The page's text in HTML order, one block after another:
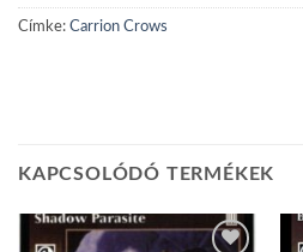
Címke: Carrion Crows
KAPCSOLÓDÓ TERMÉKEK